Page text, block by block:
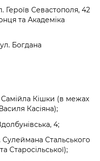
Героїв Севастополя, 42
та Академіка
Богдана
Самійла Кішки (в межах
Касіяна);
4;
Сулеймана Стальського
Старосільської);